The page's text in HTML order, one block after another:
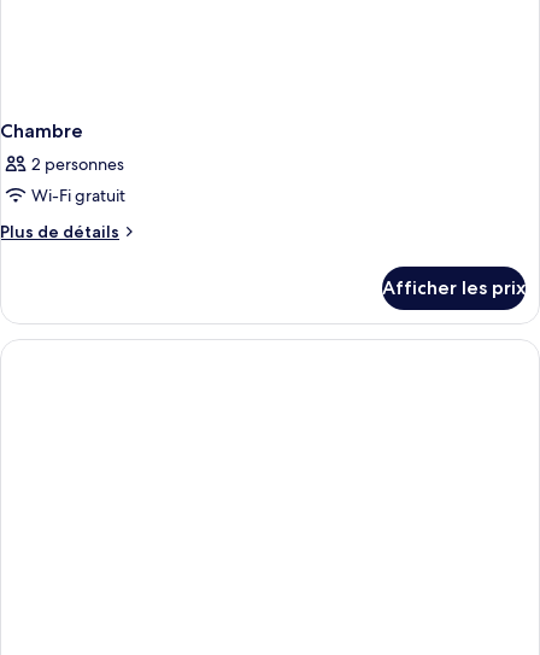
Chambre
2 personnes
Wi-Fi gratuit
Plus de détails
Plus
Chambre
Afficher les prix